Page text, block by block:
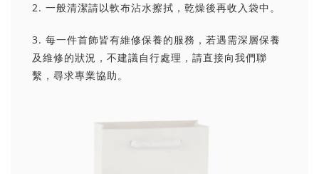
2. 一般清潔請以軟布沾水擦拭，乾燥後再收入袋中。
3. 每一件首飾皆有維修保養的服務，若遇需深層保養
及維修的狀況，不建議自行處理，請直接向我們聯
繫，尋求專業協助。